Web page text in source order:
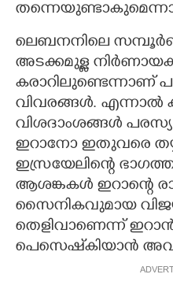
ലെബനനിലെ
അടക്കമുള്ള
വിവരങ്ങൾ. എന്നാൽ
വിശദാംശങ്ങൾ
ഇറാനോ ഇതുവരെ
ഇസ്രയേലിന്റെ
ആശങ്കകൾ ഇറാന്റെ
സൈനികവുമായ
തെളിവാണെന്ന്
പെസെഷ്‌കിയാൻ